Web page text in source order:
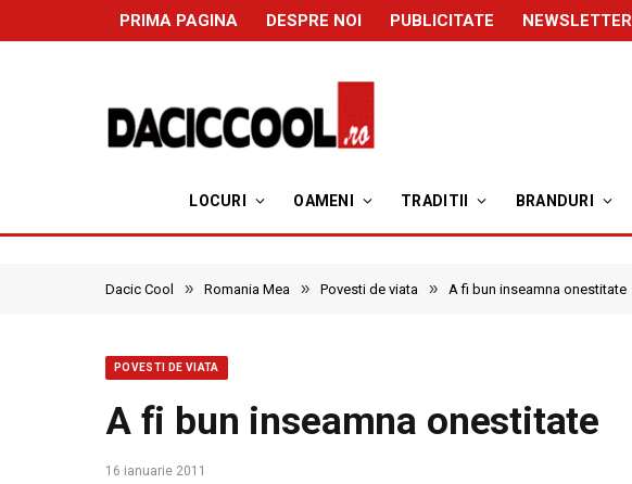
PRIMA PAGINA DESPRE NOI PUBLICITATE NEWSLETTER
LOCURI OAMENI TRADITII BRANDURI
Dacic Cool » Romania Mea » Povesti de viata » A fi bun inseamna onestitate
POVESTI DE VIATA
A fi bun inseamna onestitate
16 ianuarie 2011